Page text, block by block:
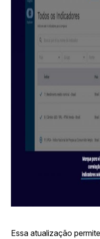
Essa atualização